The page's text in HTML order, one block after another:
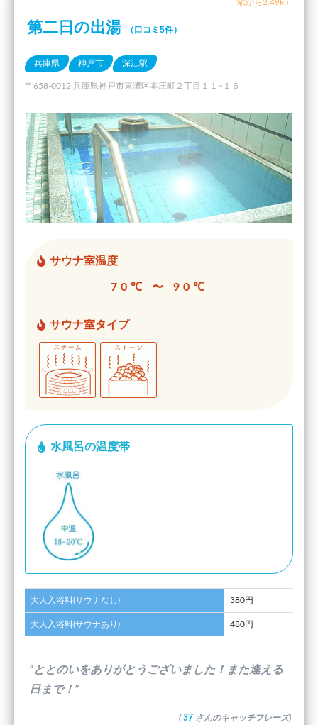
駅から2.49km
第二日の出湯 （口コミ5件）
兵庫県 神戸市 深江駅
〒658-0012 兵庫県神戸市東灘区本庄町２丁目１１−１６
サウナ室温度
70℃ 〜 90℃
サウナ室タイプ
水風呂の温度帯
大人入浴料(サウナなし) 380円
大人入浴料(サウナあり) 480円
”ととのいをありがとうございました！また逢える
日まで！”
( 37 さんのキャッチフレーズ)